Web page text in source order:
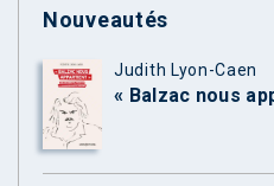
Nouveautés
Judith Lyon-Caen
« Balzac nous